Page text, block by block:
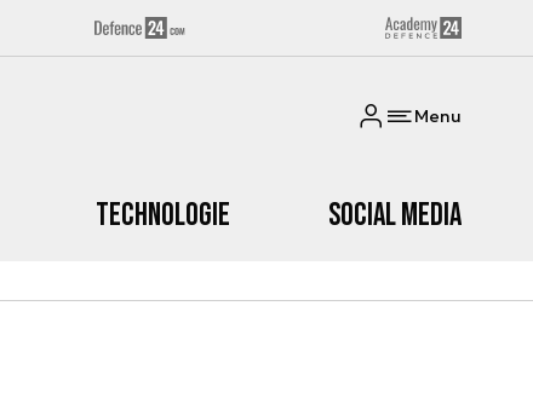
Menu
Technologie Social media